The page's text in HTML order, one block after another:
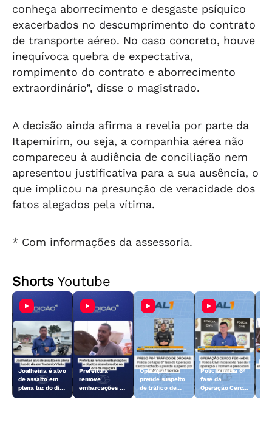
conheça aborrecimento e desgaste psíquico
exacerbados no descumprimento do contrato
de transporte aéreo. No caso concreto, houve
inequívoca quebra de expectativa,
rompimento do contrato e aborrecimento
extraordinário”, disse o magistrado.
A decisão ainda afirma a revelia por parte da
Itapemirim, ou seja, a companhia aérea não
compareceu à audiência de conciliação nem
apresentou justificativa para a sua ausência, o
que implicou na presunção de veracidade dos
fatos alegados pela vítima.
* Com informações da assessoria.
ShortsYoutube
Joalheiria é alvo
de assalto em
plena luz do dia
Prefeitura
remove
embarcações e
Operação
prende suspeito
de tráfico de
Polícia inicia 6ª
fase da
Operação Cerco